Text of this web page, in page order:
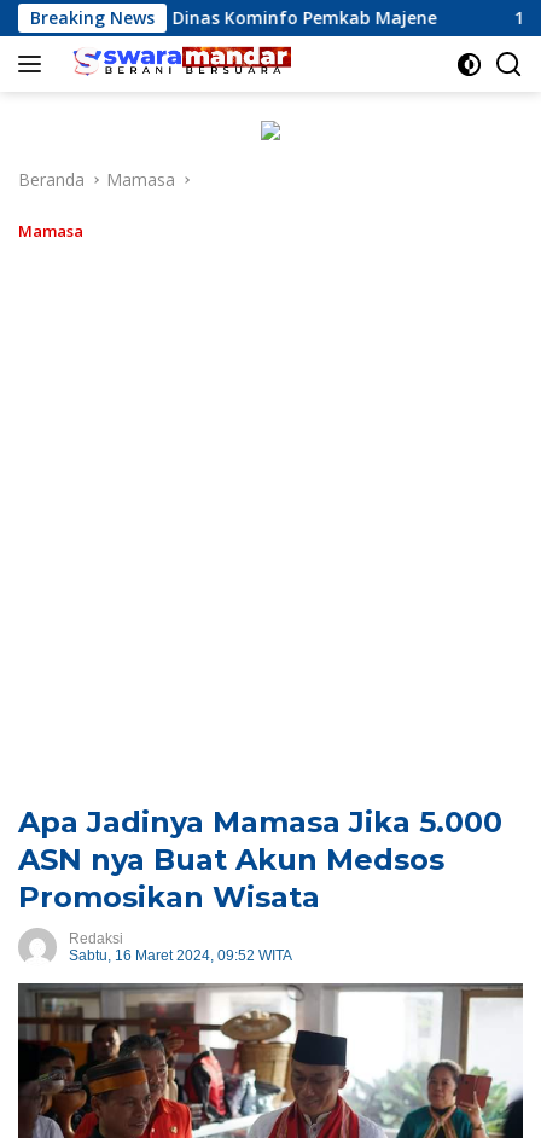
Langsung
ke
konten
Breaking News
Kinerja Dinas Kominfo Pemkab Majene 13
Beranda Mamasa
Mamasa
Apa Jadinya Mamasa Jika 5.000
ASN nya Buat Akun Medsos
Promosikan Wisata
Redaksi
Sabtu, 16 Maret 2024, 09:52 WITA